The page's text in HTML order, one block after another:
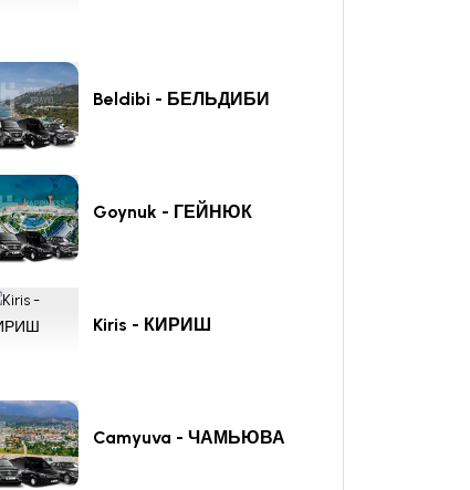
Beldibi - БЕЛЬДИБИ
Goynuk - ГЕЙНЮК
Kiris - КИРИШ
Camyuva - ЧАМЬЮВА